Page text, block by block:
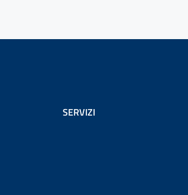
SERVIZI